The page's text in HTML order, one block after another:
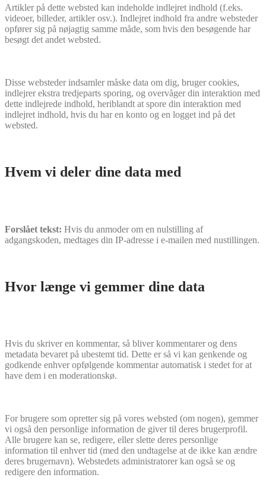
Artikler på dette websted kan indeholde indlejret indhold (f.eks.
videoer, billeder, artikler osv.). Indlejret indhold fra andre websteder
opfører sig på nøjagtig samme måde, som hvis den besøgende har
besøgt det andet websted.
Disse websteder indsamler måske data om dig, bruger cookies,
indlejrer ekstra tredjeparts sporing, og overvåger din interaktion med
dette indlejrede indhold, heriblandt at spore din interaktion med
indlejret indhold, hvis du har en konto og en logget ind på det
websted.
Hvem vi deler dine data med
Forslået tekst: Hvis du anmoder om en nulstilling af
adgangskoden, medtages din IP-adresse i e-mailen med nustillingen.
Hvor længe vi gemmer dine data
Hvis du skriver en kommentar, så bliver kommentarer og dens
metadata bevaret på ubestemt tid. Dette er så vi kan genkende og
godkende enhver opfølgende kommentar automatisk i stedet for at
have dem i en moderationskø.
For brugere som opretter sig på vores websted (om nogen), gemmer
vi også den personlige information de giver til deres brugerprofil.
Alle brugere kan se, redigere, eller slette deres personlige
information til enhver tid (med den undtagelse at de ikke kan ændre
deres brugernavn). Webstedets administratorer kan også se og
redigere den information.